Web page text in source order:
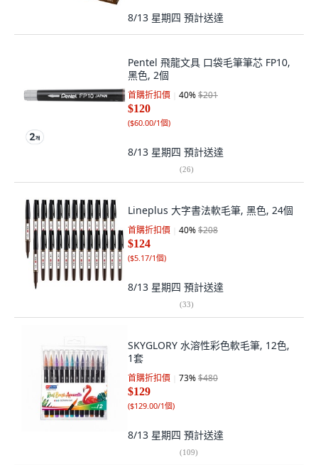
8/13 星期四 預計送達
Pentel 飛龍文具 口袋毛筆筆芯 FP10,
黑色, 2個
首購折扣價 40%$201
$120
($60.00/1個)
8/13 星期四 預計送達
(26)
Lineplus 大字書法軟毛筆, 黑色, 24個
首購折扣價 40%$208
$124
($5.17/1個)
8/13 星期四 預計送達
(33)
SKYGLORY 水溶性彩色軟毛筆, 12色,
1套
首購折扣價 73%$480
$129
($129.00/1個)
8/13 星期四 預計送達
(109)